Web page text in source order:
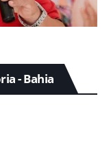
- Bahia